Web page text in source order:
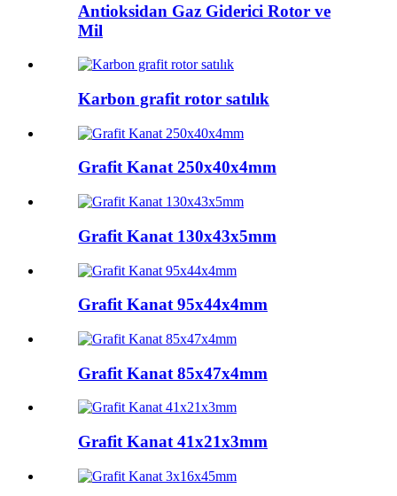
Antioksidan Gaz Giderici Rotor ve
Mil
Karbon grafit rotor satılık
Grafit Kanat 250x40x4mm
Grafit Kanat 130x43x5mm
Grafit Kanat 95x44x4mm
Grafit Kanat 85x47x4mm
Grafit Kanat 41x21x3mm